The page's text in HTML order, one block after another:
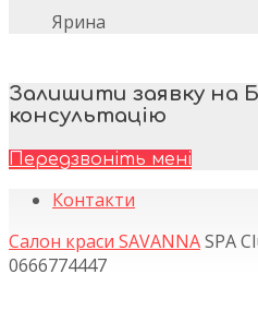
Ярина
Залишити заявку
консультацію
Передзвоніть мені
Контакти
Салон краcи SAVANNASPA
0666774447